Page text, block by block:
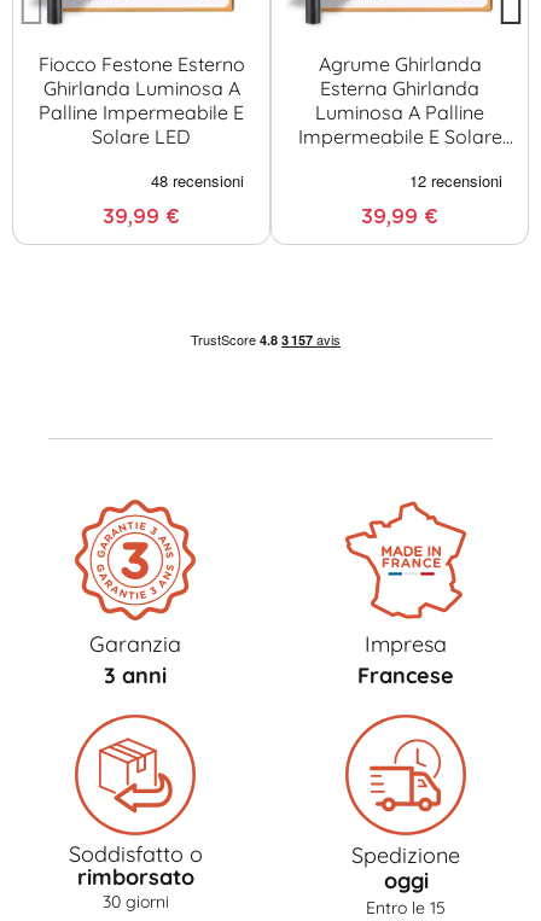
Fiocco Festone Esterno
Ghirlanda Luminosa A
Palline Impermeabile E
Solare LED
39,99 €
Agrume Ghirlanda
Esterna Ghirlanda
Luminosa A Palline
Impermeabile E Solare
39,99 €
Garanzia
3 anni
Impresa
Francese
Soddisfatto o
rimborsato
30 giorni
Spedizione
oggi
Entro le 15